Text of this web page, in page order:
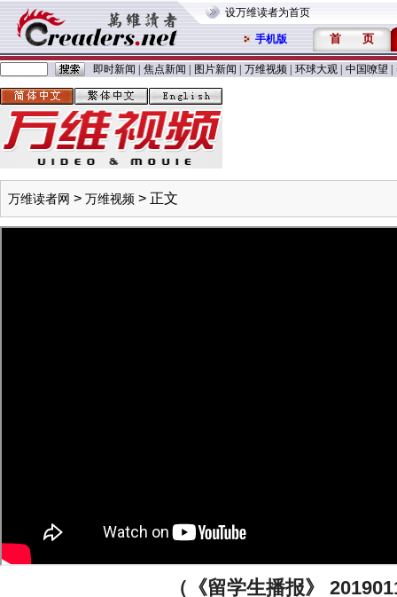
设万维读者为首页
手机版 首 页
即时新闻 焦点新闻 图片新闻 万维视频 环球大观 中国嘹望
万维读者网 > 万维视频 > 正文
（《留学生播报》